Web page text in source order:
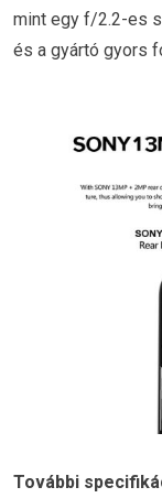
mint egy f/2.2-es
és a gyártó gyors
További